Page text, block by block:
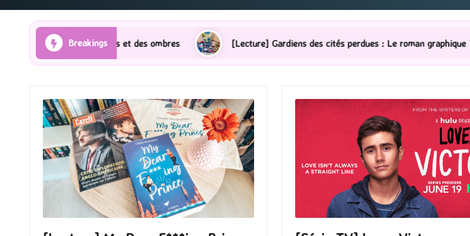
Breakings
Rayons et des ombres [Lecture] Gardiens des cités perdues : Le roman graphique Tome 1 Partie 2